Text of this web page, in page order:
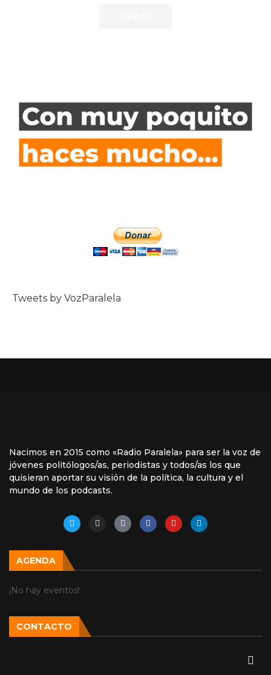
Tweets by VozParalela
Nacimos en 2015 como «Radio Paralela» para ser la voz de
jóvenes politólogos/as, periodistas y todos/as los que
quisieran aportar su visión de la política, la cultura y el
mundo de los podcasts.
AGENDA
¡No hay eventos!
CONTACTO